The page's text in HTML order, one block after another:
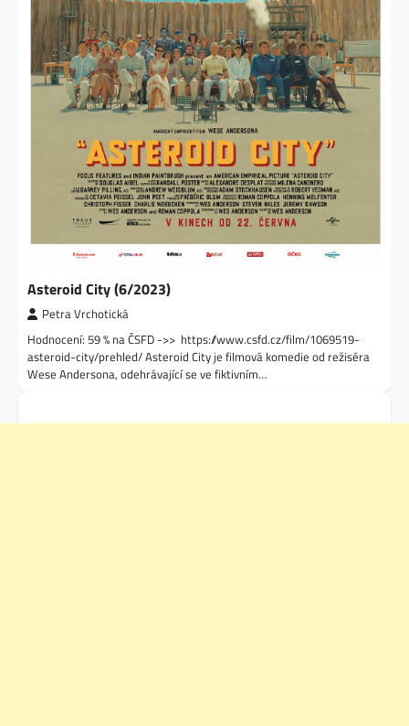
Asteroid City (6/2023)
Petra Vrchotická
Hodnocení: 59 % na ČSFD ->> https://www.csfd.cz/film/1069519-
asteroid-city/prehled/ Asteroid City je filmová komedie od režiséra
Wese Andersona, odehrávající se ve fiktivním…